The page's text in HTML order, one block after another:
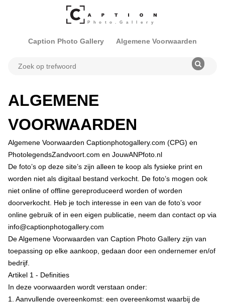
Caption Photo Gallery Algemene Voorwaarden
ALGEMENE
VOORWAARDEN
Algemene Voorwaarden Captionphotogallery.com (CPG) en
PhotolegendsZandvoort.com en JouwANPfoto.nl
De foto’s op deze site’s zijn alleen te koop als fysieke print en
worden niet als digitaal bestand verkocht. De foto’s mogen ook
niet online of offline gereproduceerd worden of worden
doorverkocht. Heb je toch interesse in een van de foto’s voor
online gebruik of in een eigen publicatie, neem dan contact op via
info@captionphotogallery.com
De Algemene Voorwaarden van Caption Photo Gallery zijn van
toepassing op elke aankoop, gedaan door een ondernemer en/of
bedrijf.
Artikel 1 - Definities
In deze voorwaarden wordt verstaan onder:
1. Aanvullende overeenkomst: een overeenkomst waarbij de